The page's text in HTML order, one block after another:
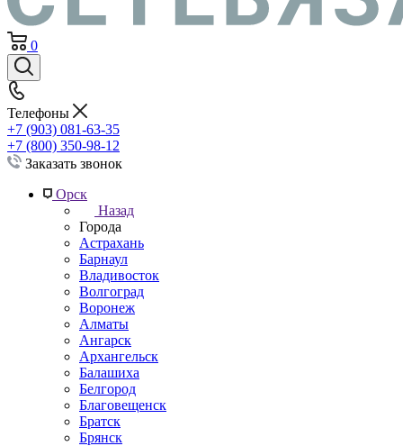
0
Телефоны
+7 (903) 081-63-35
+7 (800) 350-98-12
Заказать звонок
Орск
Назад
Города
Астрахань
Барнаул
Владивосток
Волгоград
Воронеж
Алматы
Ангарск
Архангельск
Балашиха
Белгород
Благовещенск
Братск
Брянск